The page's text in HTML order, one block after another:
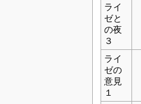
ライ
ゼと
の夜
３
ライ
ゼの
意見
１